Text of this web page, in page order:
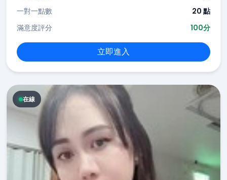
一對一點數
20 點
滿意度評分
100分
立即進入
在線